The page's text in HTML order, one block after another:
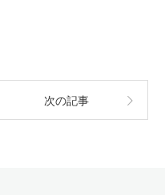
次の記事